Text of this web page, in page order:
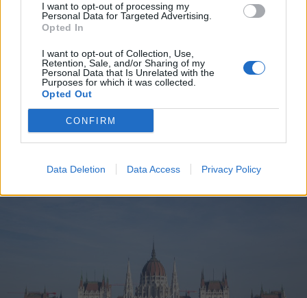
I want to opt-out of processing my
Personal Data for Targeted Advertising.
Opted In
I want to opt-out of Collection, Use,
Retention, Sale, and/or Sharing of my
Personal Data that Is Unrelated with the
Purposes for which it was collected.
Opted Out
CONFIRM
Data Deletion Data Access Privacy Policy
2026. augusztus 07., péntek
Viharokra figyelmeztetnek Csík- és
Udvarhelyszéken